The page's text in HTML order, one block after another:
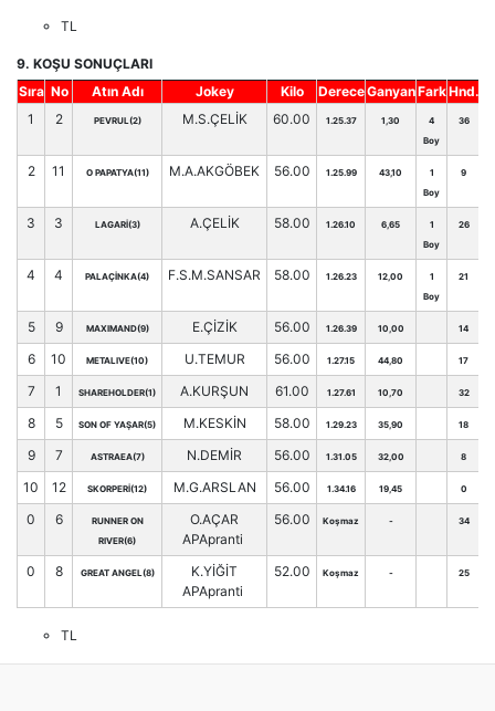
TL
9. KOŞU SONUÇLARI
Sıra No Atın Adı Jokey Kilo DereceGanyanFarkHnd.
1
2 PEVRUL(2) M.S.ÇELİK 60.00 1.25.37 1,30
4
Boy
36
2 11 O PAPATYA(11) M.A.AKGÖBEK 56.00 1.25.99 43,10
1
Boy
9
3 3 LAGARİ(3) A.ÇELİK 58.00 1.26.10 6,65
1
Boy
26
4 4 PALAÇİNKA(4) F.S.M.SANSAR 58.00 1.26.23 12,00
1
Boy
21
5 9 MAXIMAND(9) E.ÇİZİK 56.00 1.26.39 10,00 14
6 10 METALIVE(10) U.TEMUR 56.00 1.27.15 44,80 17
7 1 SHAREHOLDER(1) A.KURŞUN 61.00 1.27.61 10,70 32
8 5 SON OF YAŞAR(5) M.KESKİN 58.00 1.29.23 35,90 18
9 7 ASTRAEA(7) N.DEMİR 56.00 1.31.05 32,00 8
10 12 SKORPERİ(12) M.G.ARSLAN 56.00 1.34.16 19,45 0
0 6
RUNNER ON
RIVER(6)
O.AÇAR
APApranti
56.00 Koşmaz - 34
0 8 GREAT ANGEL(8)
K.YİĞİT
APApranti
52.00 Koşmaz - 25
TL